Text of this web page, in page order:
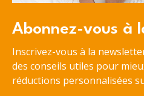
Abonnez-vous à
Inscrivez-vous à la
des conseils utiles pour
réductions personnalisées